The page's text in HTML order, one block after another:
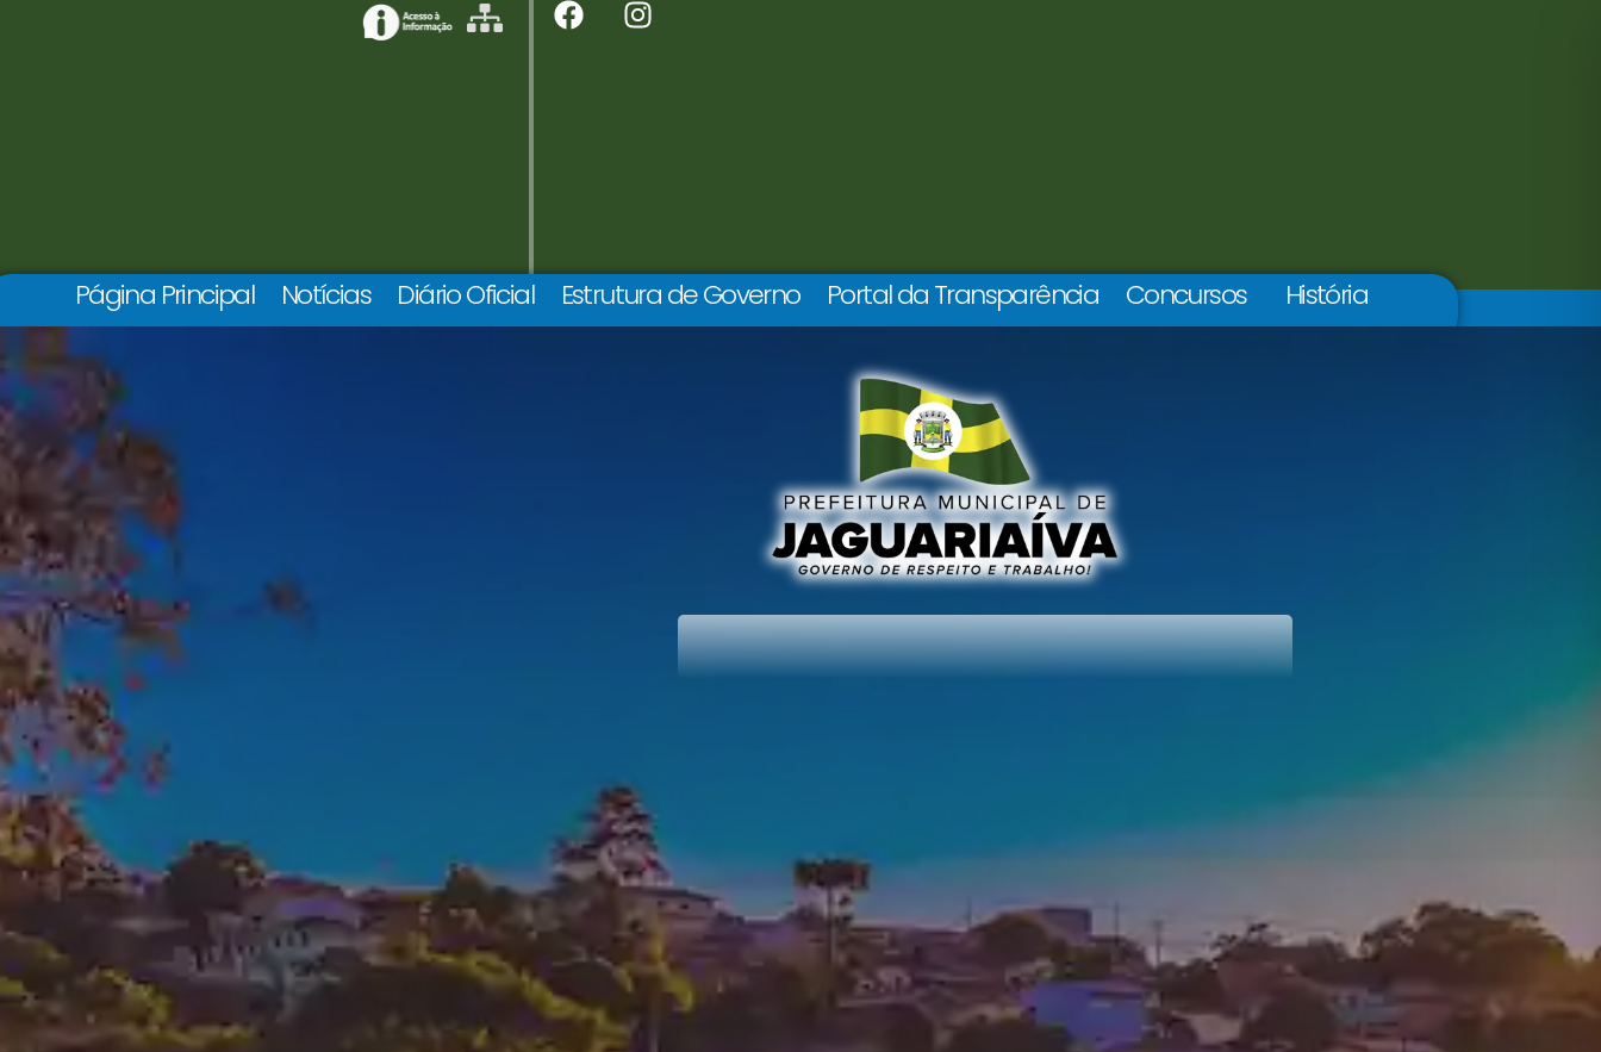
Página Principal Notícias Diário Oficial Estrutura de Governo Portal da Transparência Concursos História